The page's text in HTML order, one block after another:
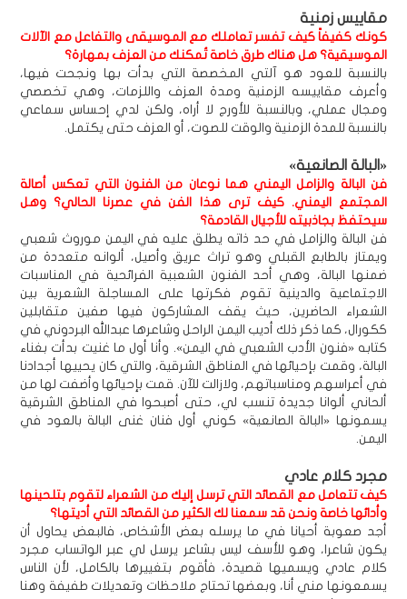
مقاييس زمنية
كونك كفيفاً كيف تفسر تعاملك مع الموسيقى والتفاعل مع الآلات
الموسيقية؟ هل هناك طرق خاصة تُمكنك من العزف بمهارة؟
بالنسبة للعود هو آلتي المخصصة التي بدأت بها ونجحت فيها،
وأعرف مقاييسه الزمنية ومدة العزف واللزمات، وهي تخصصي
ومجال عملي، وبالنسبة للأورج لا أراه، ولكن لدي إحساس سماعي
بالنسبة للمدة الزمنية والوقت للصوت، أو العزف حتى يكتمل.
«البالة الصانعية»
فن البالة والزامل اليمني هما نوعان من الفنون التي تعكس أصالة
المجتمع اليمني. كيف ترى هذا الفن في عصرنا الحالي؟ وهل
سيحتفظ بجاذبيته للأجيال القادمة؟
فن البالة والزامل في حد ذاته يطلق عليه في اليمن موروث شعبي
ويمتاز بالطابع القبلي وهو تراث عريق وأصيل، ألوانه متعددة من
ضمنها البالة، وهي أحد الفنون الشعبية الفرائحية في المناسبات
الاجتماعية والدينية تقوم فكرتها على المساجلة الشعرية بين
الشعراء الحاضرين، حيث يقف المشاركون فيها صفين متقابلين
ككورال، كما ذكر ذلك أديب اليمن الراحل وشاعرها عبدالله البردوني في
كتابه «فنون الأدب الشعبي في اليمن». وأنا أول ما غنيت بدأت بغناء
البالة، وقمت بإحيائها في المناطق الشرقية، والتي كان يحييها أجدادنا
في أعراسهم ومناسباتهم، ولازالت للآن. قمت بإحيائها وأضفت لها من
ألحاني ألوانا جديدة تنسب لي، حتى أصبحوا في المناطق الشرقية
يسمونها «البالة الصانعية» كوني أول فنان غنى البالة بالعود في
اليمن.
مجرد كلام عادي
كيف تتعامل مع القصائد التي ترسل إليك من الشعراء لتقوم بتلحينها
وأدائها خاصة ونحن قد سمعنا لك الكثير من القصائد التي أديتها؟
أجد صعوبة أحيانا في ما يرسله بعض الأشخاص، فالبعض يحاول أن
يكون شاعرا، وهو للأسف ليس بشاعر يرسل لي عبر الواتساب مجرد
كلام عادي ويسميها قصيدة، فأقوم بتغييرها بالكامل، لأن الناس
يسمعونها مني أنا، وبعضها تحتاج ملاحظات وتعديلات طفيفة وهنا